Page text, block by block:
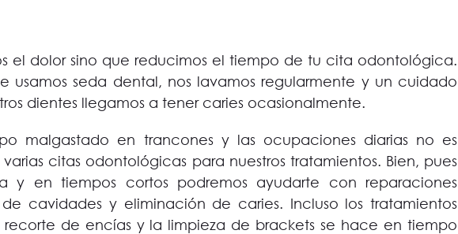
el dolor sino que reducimos el tiempo de tu cita odontológica.
usamos seda dental, nos lavamos regularmente y un cuidado
dientes llegamos a tener caries ocasionalmente.
malgastado en trancones y las ocupaciones diarias no es
citas odontológicas para nuestros tratamientos. Bien, pues
y en tiempos cortos podremos ayudarte con reparaciones
cavidades y eliminación de caries. Incluso los tratamientos
de encías y la limpieza de brackets se hace en tiempo